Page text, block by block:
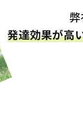
発達効果が高